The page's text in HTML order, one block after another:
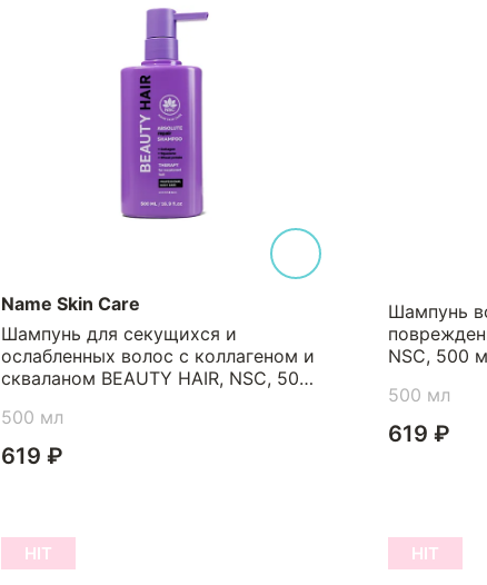
Name Skin Care
Шампунь для секущихся и
ослабленных волос с коллагеном и
скваланом BEAUTY HAIR, NSC, 500
500 мл
619 ₽
Шампунь
NSC, 500
500 мл
619 ₽
HIT HIT